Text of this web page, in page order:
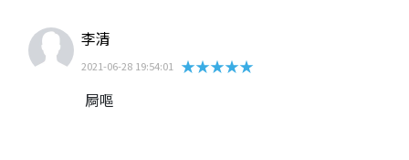
李清
2021-06-28 19:54:01
★★★★★
屙嘔